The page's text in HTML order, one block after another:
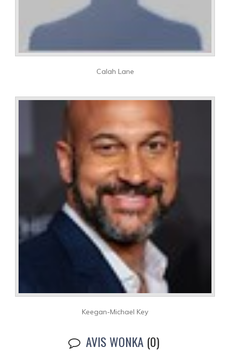
Calah Lane
Keegan-Michael Key
AVIS WONKA (0)